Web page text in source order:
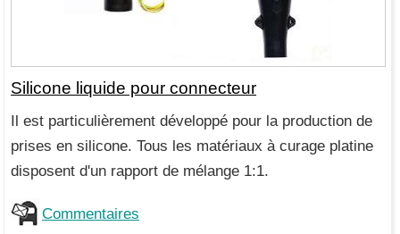
Silicone liquide pour connecteur
Il est particulièrement développé pour la production de
prises en silicone. Tous les matériaux à curage platine
disposent d'un rapport de mélange 1:1.
Commentaires